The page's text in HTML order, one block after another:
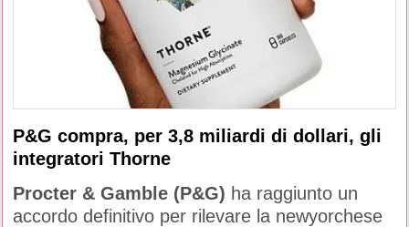
P&G compra, per 3,8 miliardi di dollari, gli
integratori Thorne
Procter & Gamble (P&G) ha raggiunto un
accordo definitivo per rilevare la newyorchese